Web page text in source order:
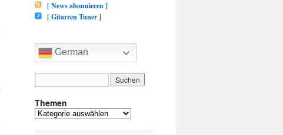
[ News abonnieren ]
[ Gitarren Tuner ]
German
Themen